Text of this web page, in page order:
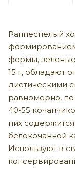
Раннеспелый
формы,
15 г, обладают
диетическими
равномерно, по
40-55
них
белокочанной
Используют в